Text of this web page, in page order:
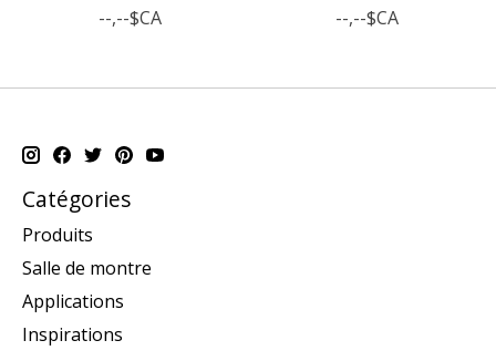
--,--$CA
--,--$CA
Catégories
Produits
Salle de montre
Applications
Inspirations